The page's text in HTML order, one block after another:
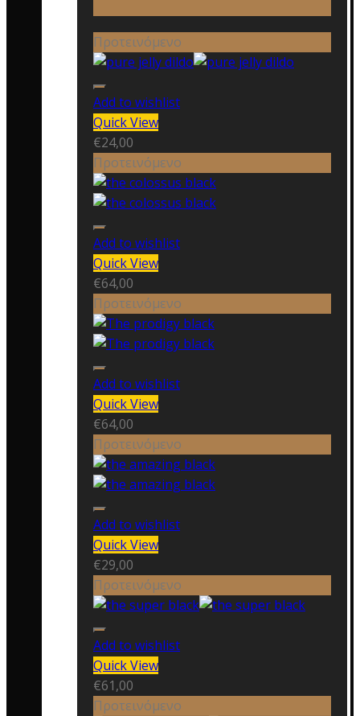
Προτεινόμενο
Add to wishlist
Quick View
€24,00
Προτεινόμενο
Add to wishlist
Quick View
€64,00
Προτεινόμενο
Add to wishlist
Quick View
€64,00
Προτεινόμενο
Add to wishlist
Quick View
€29,00
Προτεινόμενο
Add to wishlist
Quick View
€61,00
Προτεινόμενο